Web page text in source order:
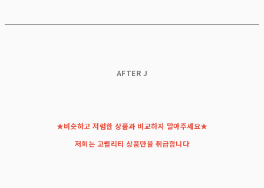
AFTER J
★비슷하고 저렴한 상품과 비교하지 말아주세요★
저희는 고퀄리티 상품만을 취급합니다